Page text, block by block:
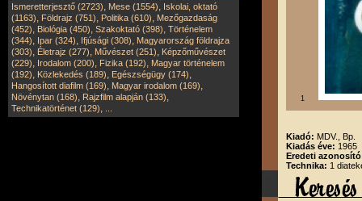
Ismeretterjesztő (2723), Mese (1554), Iskolai, oktató
(1163), Földrajz (751), Politika (610), Mezőgazdaság
(452), Biológia (450), Szakoktató (398), Történelem
(344), Ipar (324), Ifjúsági (308), Magyarország földrajza
(303), Életrajz (277), Művészet (251), Képzőművészet
(229), Irodalom (200), Fizika (192), Magyar történelem
(192), Közlekedés (189), Egészségügy (174),
Hangosított diafilm (169), Magyar irodalom (169),
Növénytan (168), Rajzfilm alapján (133),
Technikatörténet (129),
1
Kiadó: MDV., Bp.
Kiadás éve: 1965
Eredeti
Technika: 1